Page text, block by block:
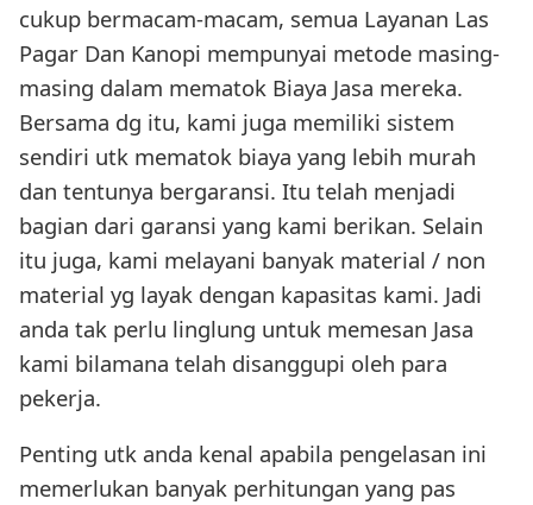
cukup bermacam-macam, semua Layanan Las
Pagar Dan Kanopi mempunyai metode masing-
masing dalam mematok Biaya Jasa mereka.
Bersama dg itu, kami juga memiliki sistem
sendiri utk mematok biaya yang lebih murah
dan tentunya bergaransi. Itu telah menjadi
bagian dari garansi yang kami berikan. Selain
itu juga, kami melayani banyak material / non
material yg layak dengan kapasitas kami. Jadi
anda tak perlu linglung untuk memesan Jasa
kami bilamana telah disanggupi oleh para
pekerja.
Penting utk anda kenal apabila pengelasan ini
memerlukan banyak perhitungan yang pas